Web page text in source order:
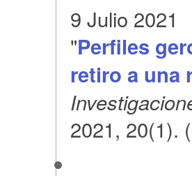
9 Julio 2021
"Perfiles
retiro a una
2021, 20(1).